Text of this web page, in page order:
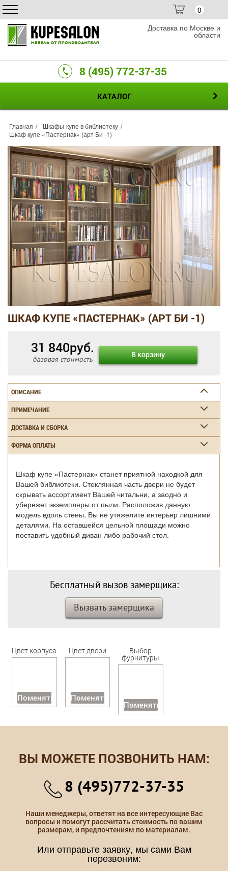
0
Доставка по Москве и
области
8 (495) 772-37-35
КАТАЛОГ
Главная
Шкафы-купе в библиотеку
Шкаф купе «Пастернак» (арт Би -1)
ШКАФ КУПЕ «ПАСТЕРНАК» (АРТ БИ -1)
31 840руб.
базовая стоимость В корзину
ОПИСАНИЕ
ПРИМЕЧАНИЕ
ДОСТАВКА И СБОРКА
ФОРМА ОПЛАТЫ
Шкаф купе «Пастернак» станет приятной находкой для
Вашей библиотеки. Стеклянная часть двери не будет
скрывать ассортимент Вашей читальни, а заодно и
убережет экземпляры от пыли. Расположив данную
модель вдоль стены, Вы не утяжелите интерьер лишними
деталями. На оставшейся цельной площади можно
поставить удобный диван либо рабочий стол.
Бесплатный вызов замерщика:
Вызвать замерщика
Цвет корпуса
Поменять
Цвет двери
Поменять
Выбор
фурнитуры
Поменять
ВЫ МОЖЕТЕ ПОЗВОНИТЬ НАМ:
8 (495)772-37-35
Наши менеджеры, ответят на все интересующие Вас
вопросы и помогут рассчитать стоимость по вашим
размерам, и предпочтениям по материалам.
Или отправьте заявку, мы сами Вам
перезвоним: